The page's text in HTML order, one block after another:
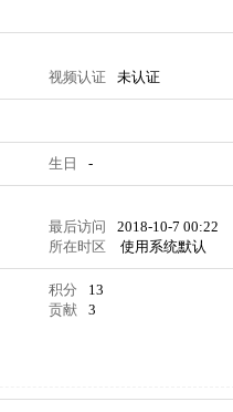
视频认证 未认证
生日 -
最后访问 2018-10-7 00:22
所在时区 使用系统默认
积分 13
贡献 3